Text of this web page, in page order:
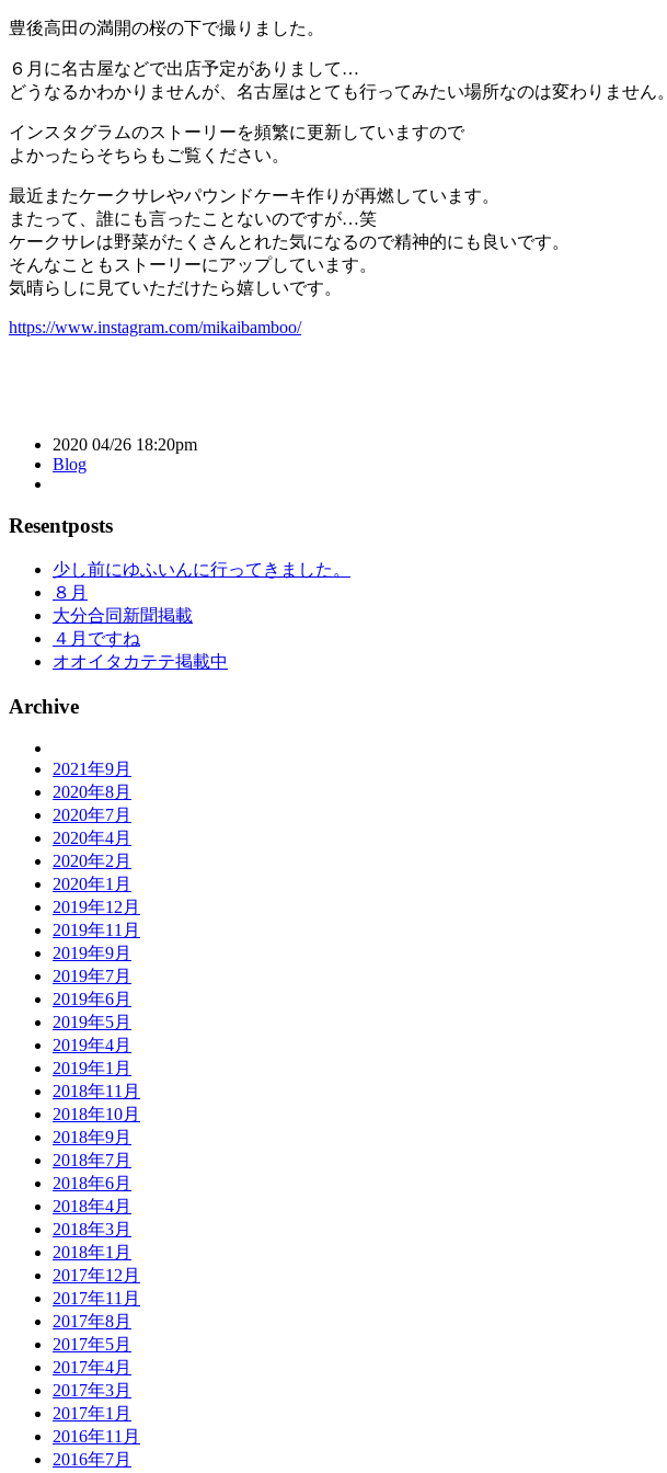
豊後高田の満開の桜の下で撮りました。
６月に名古屋などで出店予定がありまして…
どうなるかわかりませんが、名古屋はとても行ってみたい場所なのは変わりません。
インスタグラムのストーリーを頻繁に更新していますので
よかったらそちらもご覧ください。
最近またケークサレやパウンドケーキ作りが再燃しています。
またって、誰にも言ったことないのですが…笑
ケークサレは野菜がたくさんとれた気になるので精神的にも良いです。
そんなこともストーリーにアップしています。
気晴らしに見ていただけたら嬉しいです。
https://www.instagram.com/mikaibamboo/
2020 04/26 18:20pm
Blog
Resentposts
少し前にゆふいんに行ってきました。
８月
大分合同新聞掲載
４月ですね
オオイタカテテ掲載中
Archive
2021年9月
2020年8月
2020年7月
2020年4月
2020年2月
2020年1月
2019年12月
2019年11月
2019年9月
2019年7月
2019年6月
2019年5月
2019年4月
2019年1月
2018年11月
2018年10月
2018年9月
2018年7月
2018年6月
2018年4月
2018年3月
2018年1月
2017年12月
2017年11月
2017年8月
2017年5月
2017年4月
2017年3月
2017年1月
2016年11月
2016年7月